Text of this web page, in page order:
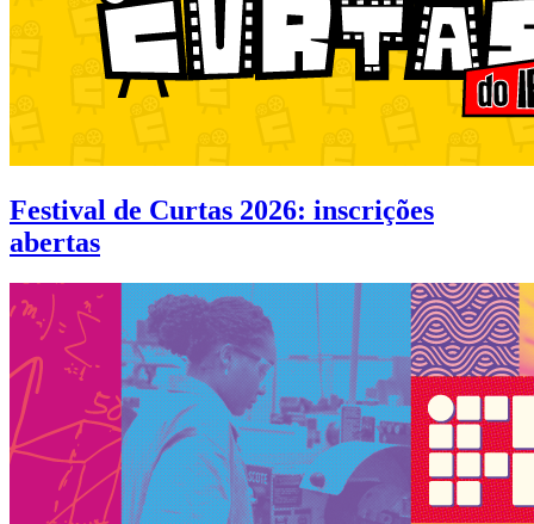
Festival de Curtas 2026: inscrições
abertas